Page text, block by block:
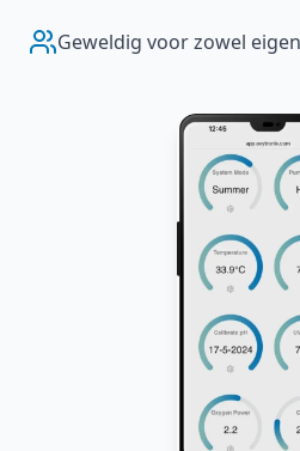
Geweldig voor zowel